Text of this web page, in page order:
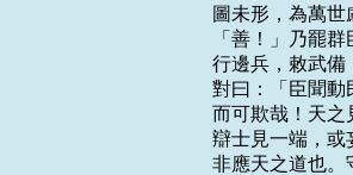
圖未形，為萬
「善！」乃罷
行邊兵，敕武備
對曰：「臣聞動
而可欺哉！天之
辯士見一端，或
非應天之道也。